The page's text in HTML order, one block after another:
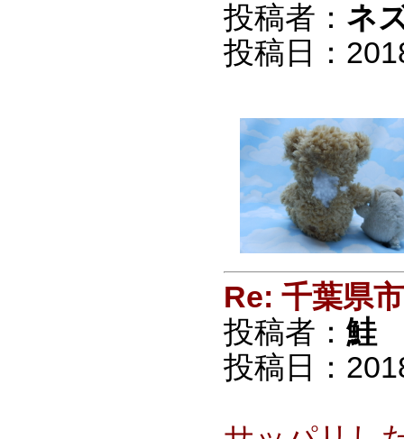
投稿者： ネ
投稿日：
Re: 千葉県
投稿者： 鮭
投稿日：